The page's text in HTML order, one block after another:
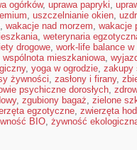
ogórków, uprawa papryki,
, uszczelnianie okien,
, wakacje nad morzem, wakacje
, weterynaria
drogowe, work-life balance w
wspólnota mieszkaniowa,
, yoga w ogrodzie, zakupy
żywności, zasłony i firany,
psychiczne dorosłych,
, zgubiony bagaż, zielone
egzotyczne, zwierzęta
BIO, żywność